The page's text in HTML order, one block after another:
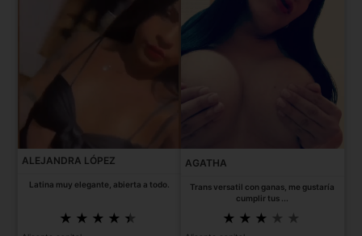
ALEJANDRA LÓPEZ
Latina muy elegante, abierta a todo.
AGATHA
Trans versatil con ganas, me gustaría
cumplir tus ...